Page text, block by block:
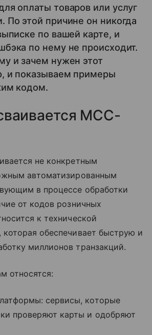
оплаты товаров или услуг
По этой причине он никогда
по вашей карте, и
по нему не происходит.
и зачем нужен этот
и показываем примеры
кодом.
MCC-
не конкретным
автоматизированным
в процессе обработки
от кодов розничных
к технической
которая обеспечивает быструю и
миллионов транзакций.
относятся:
сервисы, которые
проверяют карты и одобряют